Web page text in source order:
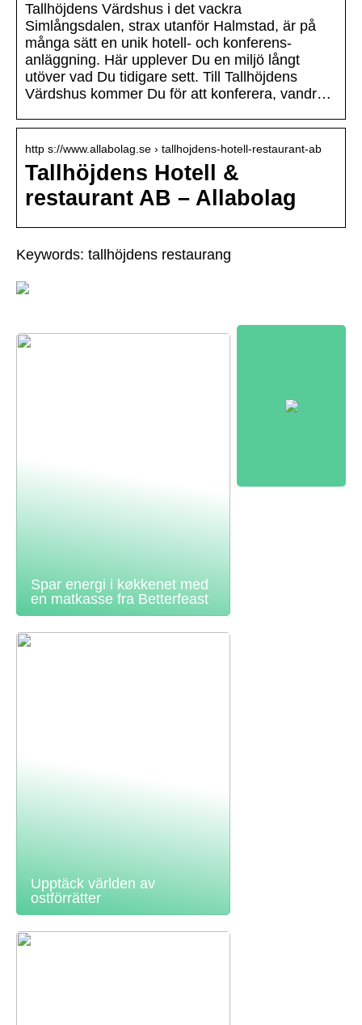
Tallhöjdens Värdshus i det vackra
Simlångsdalen, strax utanför Halmstad, är på
många sätt en unik hotell- och konferens-
anläggning. Här upplever Du en miljö långt
utöver vad Du tidigare sett. Till Tallhöjdens
Värdshus kommer Du för att konferera, vandr…
http s://www.allabolag.se › tallhojdens-hotell-restaurant-ab
Tallhöjdens Hotell &
restaurant AB – Allabolag
Keywords: tallhöjdens restaurang
Spar energi i køkkenet med
en matkasse fra Betterfeast
Upptäck världen av
ostförrätter